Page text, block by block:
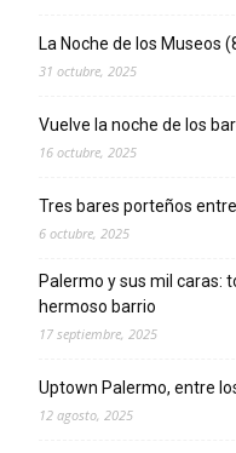
La Noche de los Museos
31 octubre, 2025
Vuelve la noche de los
16 octubre, 2025
Tres bares porteños
6 octubre, 2025
Palermo y sus mil caras:
hermoso barrio
17 septiembre, 2025
Uptown Palermo, entre
12 agosto, 2025